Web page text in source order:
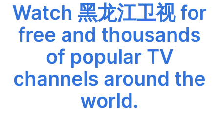
Watch 黑龙江卫视 for
free and thousands
of popular TV
channels around the
world.